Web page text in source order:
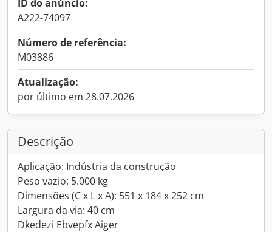
ID do anúncio:
A222-74097
Número de referência:
M03886
Atualização:
por último em 28.07.2026
Descrição
Aplicação: Indústria da construção
Peso vazio: 5.000 kg
Dimensões (C x L x A): 551 x 184 x 252 cm
Largura da via: 40 cm
Dkedezi Ebvepfx Aiger